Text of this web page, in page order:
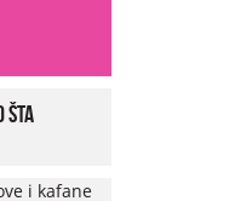
šta